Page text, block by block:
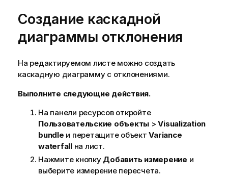
Создание каскадной
диаграммы отклонения
На редактируемом листе можно создать
каскадную диаграмму с отклонениями.
Выполните следующие действия.
На панели ресурсов откройте
Пользовательские объекты >Visualization
bundle и перетащите объектVariance
waterfallна лист.
Нажмите кнопку Добавить измерение и
выберите измерение пересчета.